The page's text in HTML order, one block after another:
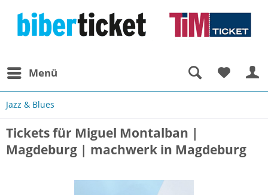
Menü
Jazz & Blues
Tickets für Miguel Montalban |
Magdeburg | machwerk in Magdeburg